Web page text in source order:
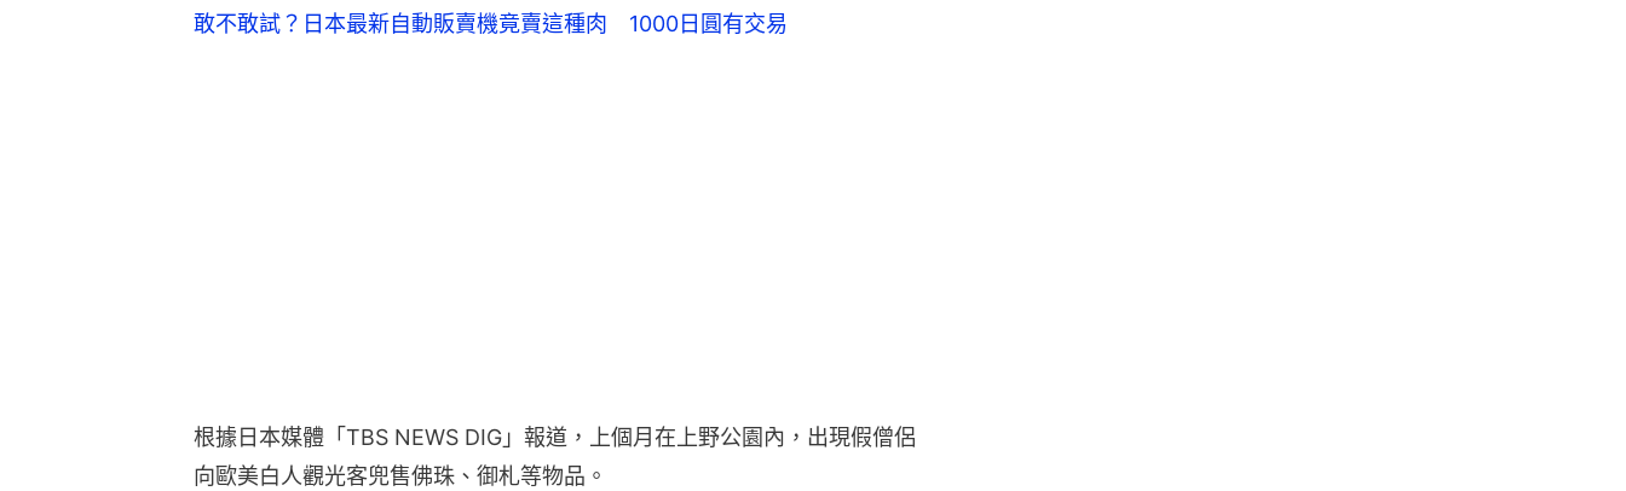
敢不敢試？日本最新自動販賣機竟賣這種肉 1000日圓有交易
根據日本媒體「TBS NEWS DIG」報道，上個月在上野公園內，出現假僧侶
向歐美白人觀光客兜售佛珠、御札等物品。